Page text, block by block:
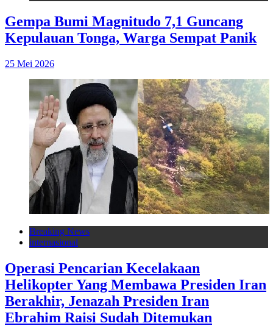
Gempa Bumi Magnitudo 7,1 Guncang
Kepulauan Tonga, Warga Sempat Panik
25 Mei 2026
Breaking News
internasional
Operasi Pencarian Kecelakaan
Helikopter Yang Membawa Presiden Iran
Berakhir, Jenazah Presiden Iran
Ebrahim Raisi Sudah Ditemukan